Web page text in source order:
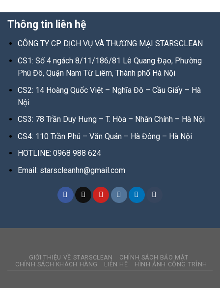
Thông tin liên hệ
CÔNG TY CP DỊCH VỤ VÀ THƯƠNG MẠI STARSCLEAN
CS1: Số 4 ngách 8/11/186/81 Lê Quang Đạo, Phường
Phú Đô, Quận Nam Từ Liêm, Thành phố Hà Nội
CS2: 14 Hoàng Quốc Việt – Nghĩa Đô – Cầu Giấy – Hà
Nội
CS3: 78 Trần Duy Hưng – T. Hòa – Nhân Chính – Hà Nội
CS4: 110 Trần Phú – Văn Quán – Hà Đông – Hà Nội
HOTLINE: 0968 988 624
Email: starscleanhn@gmail.com
GIỚI THIỆU VỀ STARSCLEAN
CHÍNH SÁCH BẢO MẬT
CHÍNH SÁCH KHÁCH HÀNG
LIÊN HỆ HÌNH ẢNH CÔNG TRÌNH